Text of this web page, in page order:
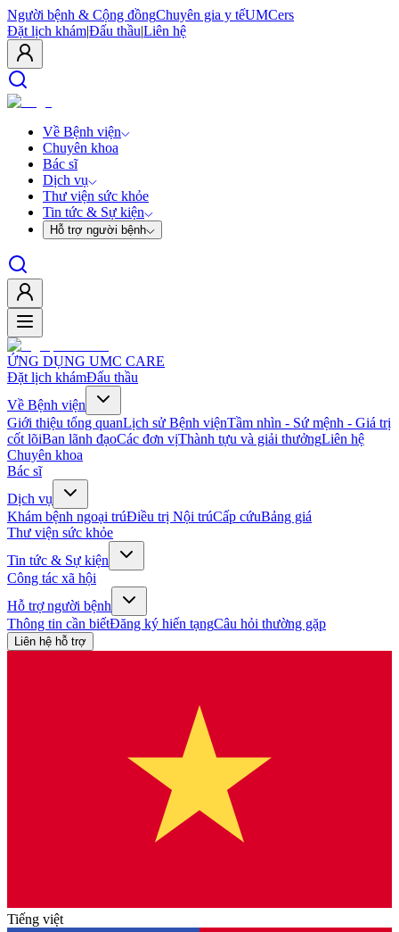
Người bệnh & Cộng đồngChuyên gia y tếUMCers
Đặt lịch khám|Đấu thầu|Liên hệ
Về Bệnh viện
Chuyên khoa
Bác sĩ
Dịch vụ
Thư viện sức khỏe
Tin tức & Sự kiện
Hỗ trợ người bệnh
ỨNG DỤNG UMC CARE
Đặt lịch khámĐấu thầu
Về Bệnh viện
Giới thiệu tổng quanLịch sử Bệnh việnTầm nhìn - Sứ mệnh - Giá trị
cốt lõiBan lãnh đạoCác đơn vịThành tựu và giải thưởngLiên hệ
Chuyên khoa
Bác sĩ
Dịch vụ
Khám bệnh ngoại trúĐiều trị Nội trúCấp cứuBảng giá
Thư viện sức khỏe
Tin tức & Sự kiện
Công tác xã hội
Hỗ trợ người bệnh
Thông tin cần biếtĐăng ký hiến tạngCâu hỏi thường gặp
Liên hệ hỗ trợ
Tiếng việt